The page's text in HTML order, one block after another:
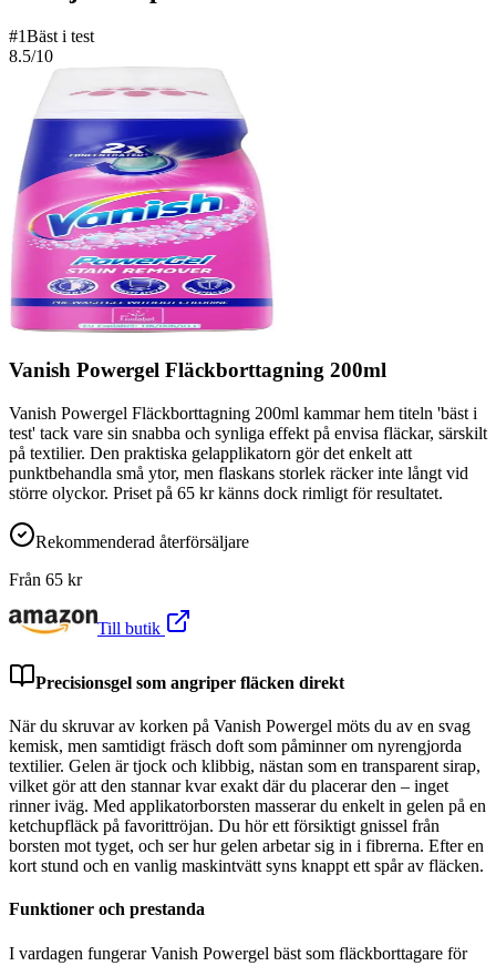
#1Bäst i test
8.5/10
Vanish Powergel Fläckborttagning 200ml
Vanish Powergel Fläckborttagning 200ml kammar hem titeln 'bäst i
test' tack vare sin snabba och synliga effekt på envisa fläckar, särskilt
på textilier. Den praktiska gelapplikatorn gör det enkelt att
punktbehandla små ytor, men flaskans storlek räcker inte långt vid
större olyckor. Priset på 65 kr känns dock rimligt för resultatet.
Rekommenderad återförsäljare
Från 65 kr
Till butik
Precisionsgel som angriper fläcken direkt
När du skruvar av korken på Vanish Powergel möts du av en svag
kemisk, men samtidigt fräsch doft som påminner om nyrengjorda
textilier. Gelen är tjock och klibbig, nästan som en transparent sirap,
vilket gör att den stannar kvar exakt där du placerar den – inget
rinner iväg. Med applikatorborsten masserar du enkelt in gelen på en
ketchupfläck på favorittröjan. Du hör ett försiktigt gnissel från
borsten mot tyget, och ser hur gelen arbetar sig in i fibrerna. Efter en
kort stund och en vanlig maskintvätt syns knappt ett spår av fläcken.
Funktioner och prestanda
I vardagen fungerar Vanish Powergel bäst som fläckborttagare för